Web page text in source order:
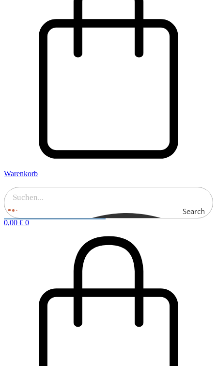
Warenkorb
Search
0,00 € 0